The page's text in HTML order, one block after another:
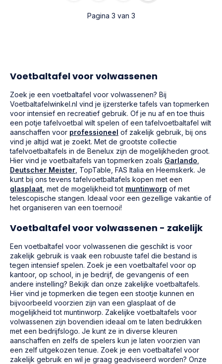
Pagina 3 van 3
Voetbaltafel voor volwassenen
Zoek je een voetbaltafel voor volwassenen? Bij
Voetbaltafelwinkel.nl vind je ijzersterke tafels van topmerken
voor intensief en recreatief gebruik. Of je nu af en toe thuis
een potje tafelvoetbal wilt spelen of een tafelvoetbaltafel wilt
aanschaffen voor professioneel of zakelijk gebruik, bij ons
vind je altijd wat je zoekt. Met de grootste collectie
tafelvoetbaltafels in de Benelux zijn de mogelijkheden groot.
Hier vind je voetbaltafels van topmerken zoals Garlando
Deutscher Meister , TopTable, FAS Italia en Heemskerk. Je
kunt bij ons tevens tafelvoetbaltafels kopen met een
glasplaat , met de mogelijkheid tot muntinworp of met
telescopische stangen. Ideaal voor een gezellige vakantie of
het organiseren van een toernooi!
Voetbaltafel voor volwassenen - zakelijk
Een voetbaltafel voor volwassenen die geschikt is voor
zakelijk gebruik is vaak een robuuste tafel die bestand is
tegen intensief spelen. Zoek je een voetbaltafel voor op
kantoor, op school, in je bedrijf, de gevangenis of een
andere instelling? Bekijk dan onze zakelijke voetbaltafels.
Hier vind je topmerken die tegen een stootje kunnen en
bijvoorbeeld voorzien zijn van een glasplaat of de
mogelijkheid tot muntinworp. Zakelijke voetbaltafels voor
volwassenen zijn bovendien ideaal om te laten bedrukken
met een bedrijfslogo. Je kunt ze in diverse kleuren
aanschaffen en zelfs de spelers kun je laten voorzien van
een zelf uitgekozen tenue. Zoek je een voetbaltafel voor
zakelijk gebruik en wil je graag geadviseerd worden? Onze